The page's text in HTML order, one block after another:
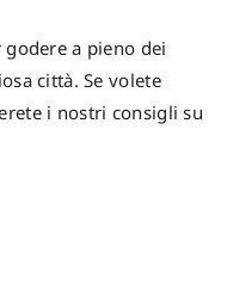
a pieno dei
città. Se volete
i nostri consigli su